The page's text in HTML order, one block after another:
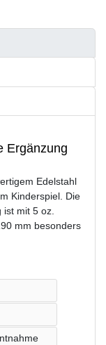
Ergänzung
Edelstahl
Kinderspiel. Die
ist mit 5 oz.
mm besonders